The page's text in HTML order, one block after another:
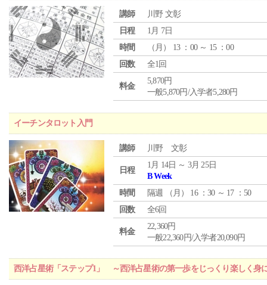
講師
川野 文彰
日程
1月 7日
時間
（ 月 ） 13 ：00 ～ 15 ：00
回数
全1回
料金
5,870円
一般5,870円/入学者5,280円
イーチンタロット入門
講師 川野 文彰
日程
1月 14日 ～ 3月 25日
B Week
時間
隔週 （ 月 ） 16 ：30 ～ 17 ：50
回数
全6回
料金
22,360円
一般22,360円/入学者20,090円
西洋占星術「ステップ1」 ～西洋占星術の第一歩をじっくり楽しく身